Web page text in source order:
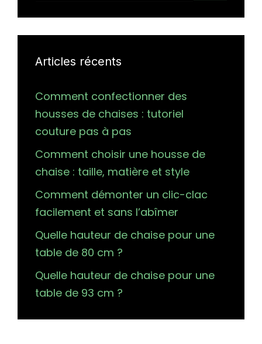
Articles récents
Comment confectionner des
housses de chaises : tutoriel
couture pas à pas
Comment choisir une housse de
chaise : taille, matière et style
Comment démonter un clic-clac
facilement et sans l’abîmer
Quelle hauteur de chaise pour une
table de 80 cm ?
Quelle hauteur de chaise pour une
table de 93 cm ?